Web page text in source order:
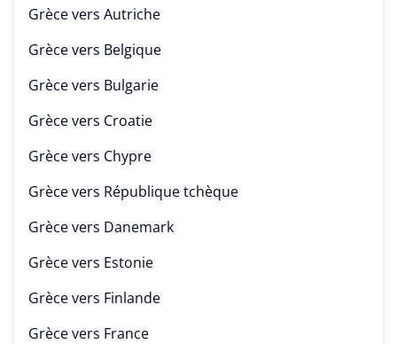
Grèce vers Autriche
Grèce vers Belgique
Grèce vers Bulgarie
Grèce vers Croatie
Grèce vers Chypre
Grèce vers République tchèque
Grèce vers Danemark
Grèce vers Estonie
Grèce vers Finlande
Grèce vers France